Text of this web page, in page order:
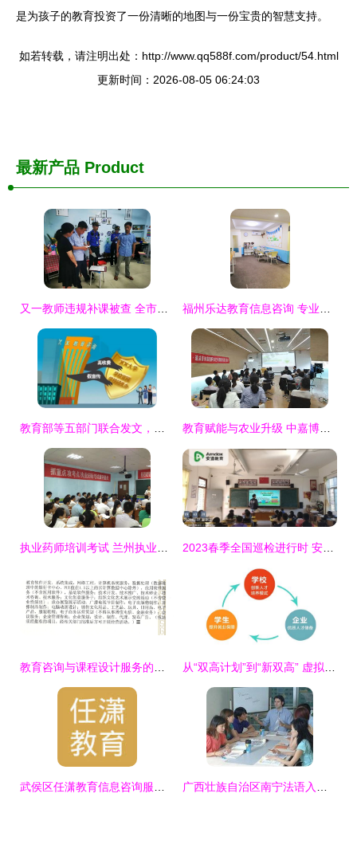
是为孩子的教育投资了一份清晰的地图与一份宝贵的智慧支持。
如若转载，请注明出处：http://www.qq588f.com/product/54.html
更新时间：2026-08-05 06:24:03
最新产品 Product